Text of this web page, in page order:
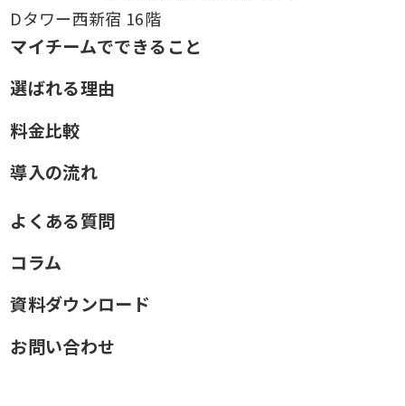
Dタワー西新宿 16階
マイチームでできること
選ばれる理由
料金比較
導入の流れ
よくある質問
コラム
資料ダウンロード
お問い合わせ